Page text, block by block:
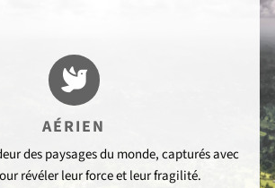

AÉRIEN
des paysages du monde, capturés avec
révéler leur force et leur fragilité.